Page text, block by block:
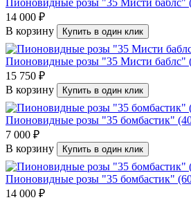
14 000 ₽
В корзину
Купить в один клик
Пионовидные розы "35 Мисти баблс"
15 750 ₽
В корзину
Купить в один клик
Пионовидные розы "35 бомбастик"
7 000 ₽
В корзину
Купить в один клик
Пионовидные розы "35 бомбастик"
14 000 ₽